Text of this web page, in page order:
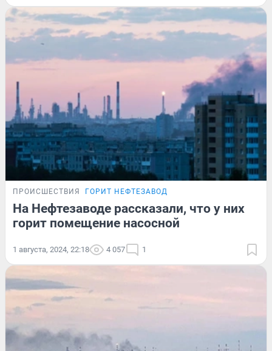
ПРОИСШЕСТВИЯ ГОРИТ НЕФТЕЗАВОД
На Нефтезаводе рассказали, что у них
горит помещение насосной
1 августа, 2024, 22:18 4 057 1